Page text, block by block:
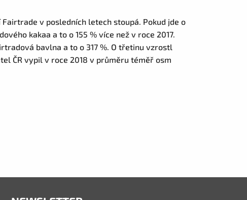
v posledních letech stoupá. Pokud jde o
kakaa a to o 155 % více než v roce 2017.
bavlna a to o 317 %. O třetinu vzrostl
ČR vypil v roce 2018 v průměru téměř osm